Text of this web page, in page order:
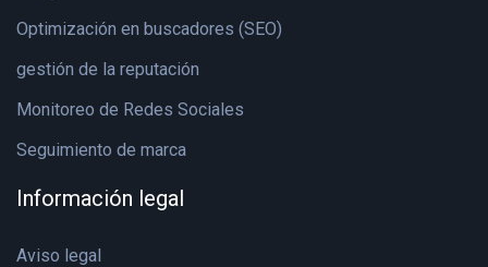
Optimización en buscadores (SEO)
gestión de la reputación
Monitoreo de Redes Sociales
Seguimiento de marca
Información legal
Aviso legal